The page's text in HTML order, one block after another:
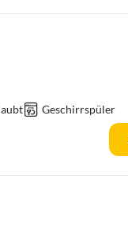
Geschirrspüler